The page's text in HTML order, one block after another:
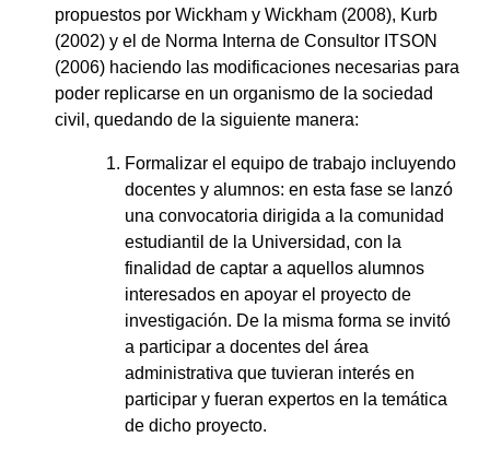
propuestos por Wickham y Wickham (2008), Kurb
(2002) y el de Norma Interna de Consultor ITSON
(2006) haciendo las modificaciones necesarias para
poder replicarse en un organismo de la sociedad
civil, quedando de la siguiente manera:
Formalizar el equipo de trabajo incluyendo
docentes y alumnos: en esta fase se lanzó
una convocatoria dirigida a la comunidad
estudiantil de la Universidad, con la
finalidad de captar a aquellos alumnos
interesados en apoyar el proyecto de
investigación. De la misma forma se invitó
a participar a docentes del área
administrativa que tuvieran interés en
participar y fueran expertos en la temática
de dicho proyecto.